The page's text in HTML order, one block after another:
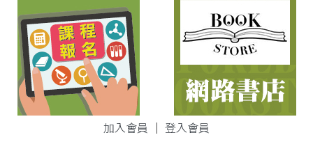
加入會員 ｜ 登入會員